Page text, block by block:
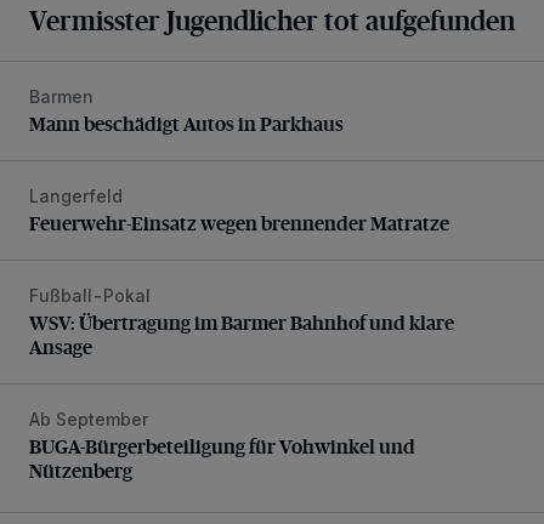
Vermisster Jugendlicher tot aufgefunden
Mann beschädigt Autos in Parkhaus
Barmen
Mann beschädigt Autos in Parkhaus
Feuerwehr-Einsatz wegen brennender Matratze
Langerfeld
Feuerwehr-Einsatz wegen brennender Matratze
WSV: Übertragung im Barmer Bahnhof und klare Ansage
Fußball-Pokal
WSV: Übertragung im Barmer Bahnhof und klare
Ansage
BUGA-Bürgerbeteiligung für Vohwinkel und Nützenberg
Ab September
BUGA-Bürgerbeteiligung für Vohwinkel und
Nützenberg